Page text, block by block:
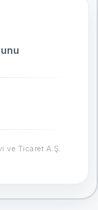
ve Ticaret A.Ş.